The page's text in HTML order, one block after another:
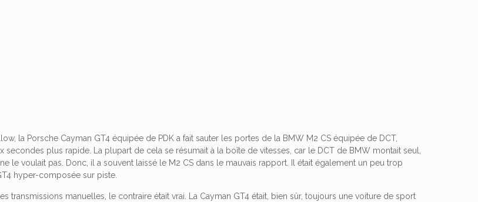
la Porsche Cayman GT4 équipée de PDK a fait sauter les portes de la BMW M2 CS équipée de DCT,
secondes plus rapide. La plupart de cela se résumait à la boîte de vitesses, car le DCT de BMW montait seul,
le voulait pas. Donc, il a souvent laissé le M2 CS dans le mauvais rapport. Il était également un peu trop
hyper-composée sur piste.
transmissions manuelles, le contraire était vrai. La Cayman GT4 était, bien sûr, toujours une voiture de sport